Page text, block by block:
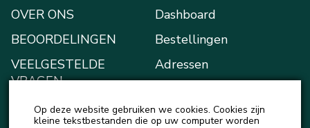
OVER ONS
BEOORDELINGEN
VEELGESTELDE
VRAGEN
BLOGGEN
Dashboard
Bestellingen
Adressen
Mijn Kluis
Op deze website gebruiken we cookies. Cookies zijn
kleine tekstbestanden die op uw computer worden